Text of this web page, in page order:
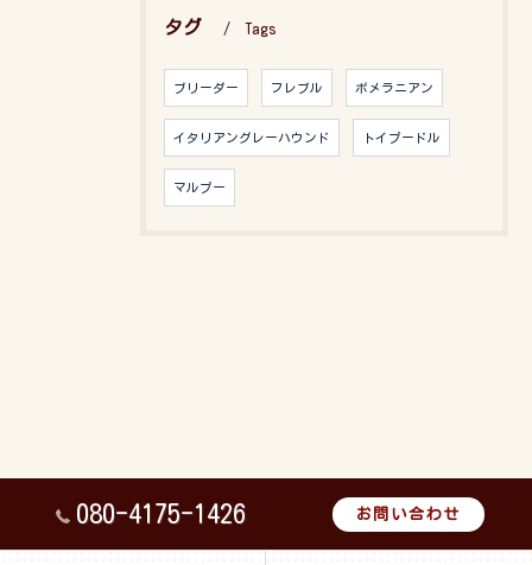
タグ Tags
ブリーダー フレブル ポメラニアン
イタリアングレーハウンド トイプードル
マルプー
080-4175-1426 お問い合わせ